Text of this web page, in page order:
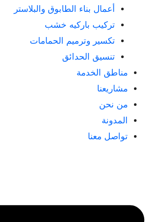
أعمال بناء الطابوق والبلاستر
تركيب باركيه خشب
تكسير وترميم الحمامات
تنسيق الحدائق
مناطق الخدمة
مشاريعنا
من نحن
المدونة
تواصل معنا